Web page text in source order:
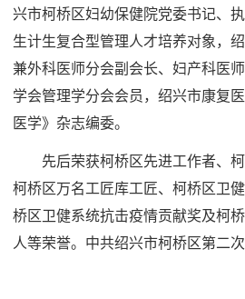
兴市柯桥区妇幼保健院党委书记、
生计生复合型管理人才培养对象，
兼外科医师分会副会长、妇产科医
学会管理学分会会员，绍兴市康复
医学》杂志编委。
先后荣获柯桥区先进工作者、
柯桥区万名工匠库工匠、柯桥区卫
桥区卫健系统抗击疫情贡献奖及柯
人等荣誉。中共绍兴市柯桥区第二